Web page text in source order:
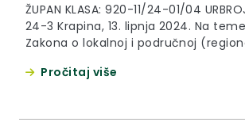
ŽUPAN KLASA: 920-11/24-01/04
24-3 Krapina, 13. lipnja 2024. Na
Zakona o lokalnoj i područnoj
129/05., 109/07., 125/08., 150/11., 144/
Pročitaj više